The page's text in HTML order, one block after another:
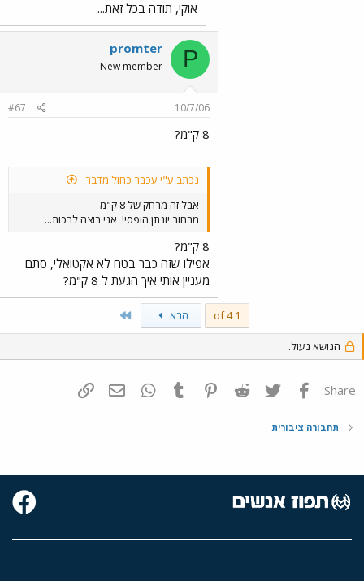
אוקי, תודה בכל זאת...
P
promter
New member
10/7/06
#67
8 ק"מ?
נכתב ע"י עכבר כחול מדבר:
אבל זה מרחק של 8 ק"מ
מרחוב יונתן הופסי! אני רוצה לבכות...
8 ק"מ?
אפילו שזה כבר בטח לא אקטואלי, סתם
מעניין אותי איך הגעת ל 8 ק"מ?
1 of 4 הבא
הנושא נעול.
Share: פייסבוק Twitter
Reddit
Pinterest
Tumblr
WhatsAppדואר אלקטרוני
תחבורה ציבורית